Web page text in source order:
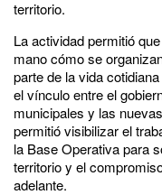
territorio.
La actividad permitió
mano cómo se
parte de la vida
el vínculo entre el
municipales y las
permitió visibilizar el
la Base Operativa para
territorio y el
adelante.